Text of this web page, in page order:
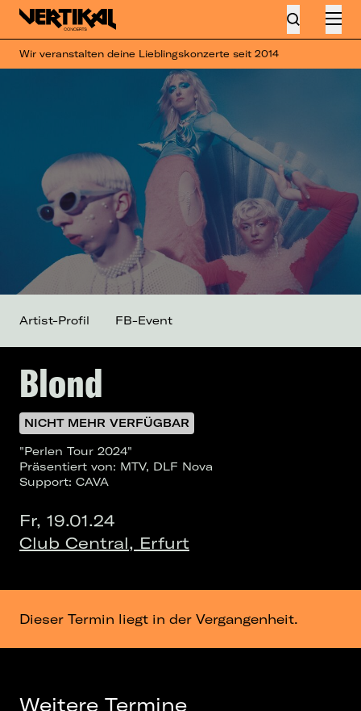
Wir veranstalten deine Lieblingskonzerte seit 2014
Blond
NICHT MEHR VERFÜGBAR
"Perlen Tour 2024"
Präsentiert von: MTV, DLF Nova
Support: CAVA
Fr, 19.01.24
Club Central, Erfurt
Artist-Profil FB-Event
Dieser Termin liegt in der Vergangenheit.
Weitere Termine